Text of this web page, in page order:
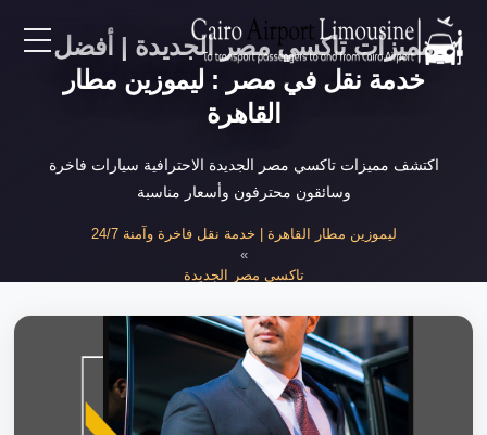
خدمات المطار
نحن
مميزات تاكسي مصر الجديدة | أفضل
خدمة نقل في مصر : ليموزين مطار
القاهرة
اكتشف مميزات تاكسي مصر الجديدة الاحترافية سيارات فاخرة
وسائقون محترفون وأسعار مناسبة
ليموزين مطار القاهرة | خدمة نقل فاخرة وآمنة 24/7
تاكسي مصر الجديدة
مميزات تاكسي مصر الجديدة الاحترافية